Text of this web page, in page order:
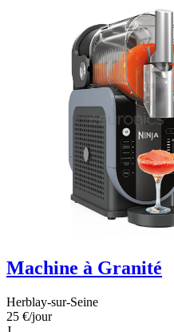
Machine à Granité
Herblay-sur-Seine
25 €/jour